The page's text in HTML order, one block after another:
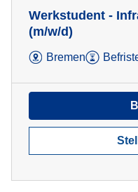
Werkstudent -
(m/w/d)
Bremen